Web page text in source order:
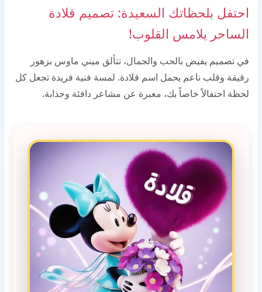
احتفل بلحظاتك السعيدة: تصميم قلادة
الساحر يلامس القلوب!
في تصميم يفيض بالحب والجمال، تتألق ميني ماوس بزهور
رقيقة وقلب ناعم يحمل اسم قلادة. لمسة فنية فريدة تجعل كل
لحظة احتفالاً خاصاً بك، معبرة عن مشاعر دافئة وجذابة.